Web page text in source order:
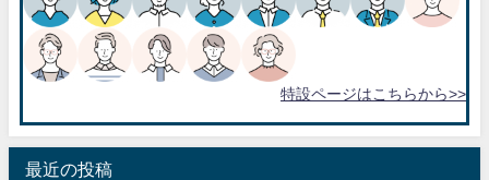
特設ページはこちらから>>
最近の投稿